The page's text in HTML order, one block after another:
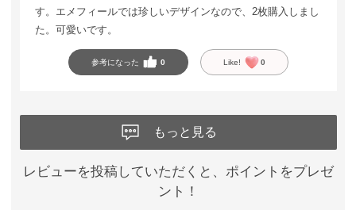
す。エメフィールでは珍しいデザインなので、2枚購入しまし
た。可愛いです。
参考になった 0 Like! 0
もっと見る
レビューを投稿していただくと、ポイントをプレゼ
ント！